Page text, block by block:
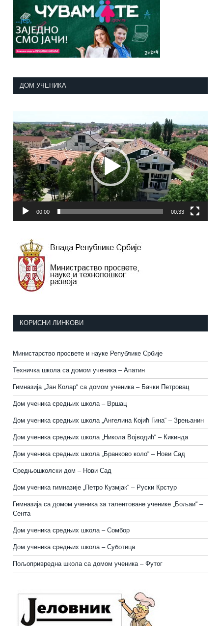
ДОМ УЧЕНИКА
видео
записа
00:00 00:33
КОРИСНИ ЛИНКОВИ
Министарство просвете и науке Републике Србије
Техничка школа са домом ученика – Апатин
Гимназија „Јан Колар“ са домом ученика – Бачки Петровац
Дом ученика средњих школа – Вршац
Дом ученика средњих школа „Ангелина Којић Гина“ – Зрењанин
Дом ученика средњих школа „Никола Војводић“ – Кикинда
Дом ученика средњих школа „Бранково коло“ – Нови Сад
Средњошколски дом – Нови Сад
Дом ученика гимназије „Петро Кузмјак“ – Руски Крстур
Гимназија са домом ученика за талентоване ученике „Бољаи“ –
Сента
Дом ученика средњих школа – Сомбор
Дом ученика средњих школа – Суботица
Пољопривредна школа са домом ученика– Футог